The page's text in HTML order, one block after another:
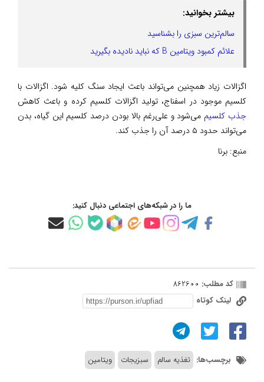
بیشتر بخوانید:
سالم‌ترین سبزی را بشناسید
علائم کمبود ویتامین B که نباید نادیده بگیرید
اگزالات زیاد همچنین می‌تواند باعث ایجاد سنگ کلیه شود. اگزالات با
کلسیم موجود در اسفناج، تولید اگزالات کلسیم کرده و باعث کاهش
جذب کلسیم می‌شود و علی‌رغم بالا بودن درصد کلسیم این گیاه، بدن
می‌تواند حدود ۵ درصد آن را جذب کند.
منبع: برنا
ما را در شبکه‌های اجتماعی دنبال کنید:
کد مطلب: 862600
لینک کوتاه
برچسب‌ها: تغذیه سالم سبزیجات ویتامین